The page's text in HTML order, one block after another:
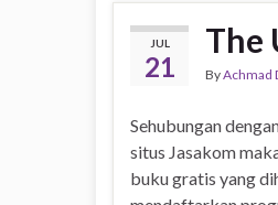
JUL
21
The
ByAchmad
Sehubungan
situs Jasakom
buku gratis yang